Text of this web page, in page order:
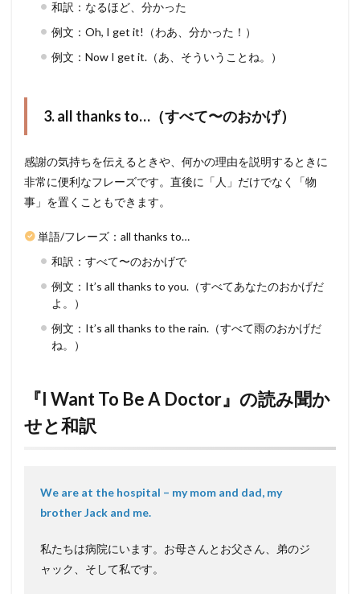
和訳：なるほど、分かった
例文：Oh, I get it!（わあ、分かった！）
例文：Now I get it.（あ、そういうことね。）
3. all thanks to…（すべて〜のおかげ）
感謝の気持ちを伝えるときや、何かの理由を説明するときに
非常に便利なフレーズです。直後に「人」だけでなく「物
事」を置くこともできます。
単語/フレーズ：all thanks to…
和訳：すべて〜のおかげで
例文：It’s all thanks to you.（すべてあなたのおかげだ
よ。）
例文：It’s all thanks to the rain.（すべて雨のおかげだ
ね。）
『I Want To Be A Doctor』の読み聞か
せと和訳
We are at the hospital – my mom and dad, my
brother Jack and me.
私たちは病院にいます。お母さんとお父さん、弟のジ
ャック、そして私です。